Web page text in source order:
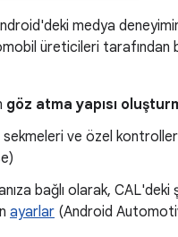
medya
üreticileri tarafından
göz atma yapısı
sekmeleri ve özel
bağlı olarak, CAL'deki
ayarlar (Android